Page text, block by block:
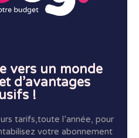
vers un monde
d’avantages
!
tarifs,toute l’année, pour
votre abonnement